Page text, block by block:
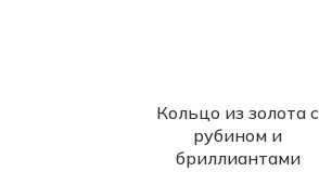
Кольцо из золота с
рубином и
бриллиантами